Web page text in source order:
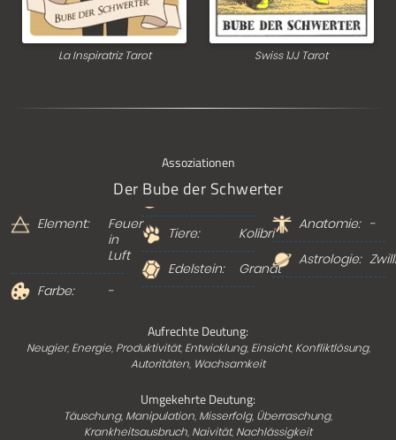
La Inspiratriz Tarot Swiss 1JJ Tarot
Assoziationen
Der Bube der Schwerter
Element:
Feuer
in
Luft
Farbe:
-
Tiere:
Kolibri
Edelstein:
Granat
Anatomie: -
Astrologie:
Aufrechte Deutung:
Neugier, Energie, Produktivität, Entwicklung, Einsicht, Konfliktlösung,
Autoritäten, Wachsamkeit
Umgekehrte Deutung:
Täuschung, Manipulation, Misserfolg, Überraschung,
Krankheitsausbruch, Naivität, Nachlässigkeit